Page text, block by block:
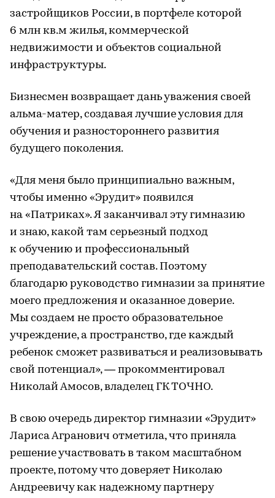
застройщиков России, в портфеле которой
6 млн кв.м жилья, коммерческой
недвижимости и объектов социальной
инфраструктуры.
Бизнесмен возвращает дань уважения своей
альма-матер, создавая лучшие условия для
обучения и разностороннего развития
будущего поколения.
«Для меня было принципиально важным,
чтобы именно «Эрудит» появился
на «Патриках». Я заканчивал эту гимназию
и знаю, какой там серьезный подход
к обучению и профессиональный
преподавательский состав. Поэтому
благодарю руководство гимназии за принятие
моего предложения и оказанное доверие.
Мы создаем не просто образовательное
учреждение, а пространство, где каждый
ребенок сможет развиваться и реализовывать
свой потенциал», — прокомментировал
Николай Амосов, владелец ГК ТОЧНО.
В свою очередь директор гимназии «Эрудит»
Лариса Агранович отметила, что приняла
решение участвовать в таком масштабном
проекте, потому что доверяет Николаю
Андреевичу как надежному партнеру